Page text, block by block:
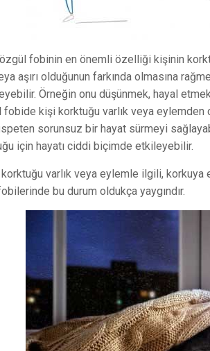
fobinin en önemli özelliği kişinin
aşırı olduğunun farkında olmasına
Örneğin onu düşünmek, hayal
kişi korktuğu varlık veya eylemden
sorunsuz bir hayat sürmeyi
için hayatı ciddi biçimde etkileyebilir.
varlık veya eylemle ilgili,
bu durum oldukça yaygındır.